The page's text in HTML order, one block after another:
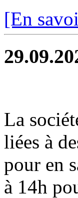
[En
La
liées à
pour en
à 14h